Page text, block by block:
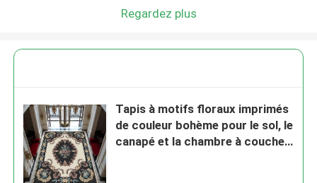
Regardez plus
Tapis à motifs floraux imprimés
de couleur bohème pour le sol, le
canapé et la chambre à coucher